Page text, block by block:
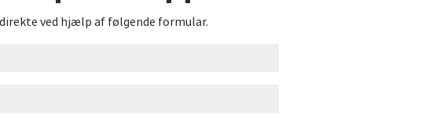
ved hjælp af følgende formular.